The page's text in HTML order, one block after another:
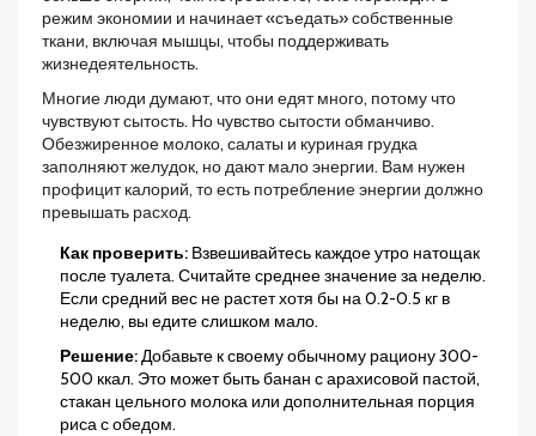
режим экономии и начинает «съедать» собственные
ткани, включая мышцы, чтобы поддерживать
жизнедеятельность.
Многие люди думают, что они едят много, потому что
чувствуют сытость. Но чувство сытости обманчиво.
Обезжиренное молоко, салаты и куриная грудка
заполняют желудок, но дают мало энергии. Вам нужен
профицит калорий, то есть потребление энергии должно
превышать расход.
Как проверить: Взвешивайтесь каждое утро натощак
после туалета. Считайте среднее значение за неделю.
Если средний вес не растет хотя бы на 0.2-0.5 кг в
неделю, вы едите слишком мало.
Решение:Добавьте к своему обычному рациону 300-
500 ккал. Это может быть банан с арахисовой пастой,
стакан цельного молока или дополнительная порция
риса с обедом.